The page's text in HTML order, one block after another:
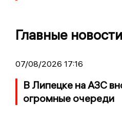
Главные новости
07/08/2026 17:16
В Липецке на АЗС
огромные очереди